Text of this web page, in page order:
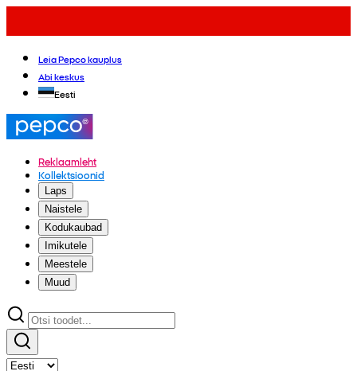
Leia Pepco kauplus
Abi keskus
Eesti
Reklaamleht
Kollektsioonid
Laps
Naistele
Kodukaubad
Imikutele
Meestele
Muud